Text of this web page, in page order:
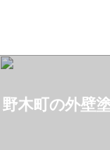
野木町の外壁
LINE